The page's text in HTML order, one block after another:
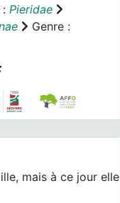
: Pieridae
Genre :
mais à ce jour elle